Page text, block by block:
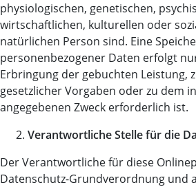
physiologischen, genetischen,
wirtschaftlichen, kulturellen oder
natürlichen Person sind. Eine
personenbezogener Daten erfolgt
Erbringung der gebuchten Leistung,
gesetzlicher Vorgaben oder zu dem
angegebenen Zweck erforderlich ist.
Verantwortliche Stelle für die
Der Verantwortliche für diese
Datenschutz-Grundverordnung und